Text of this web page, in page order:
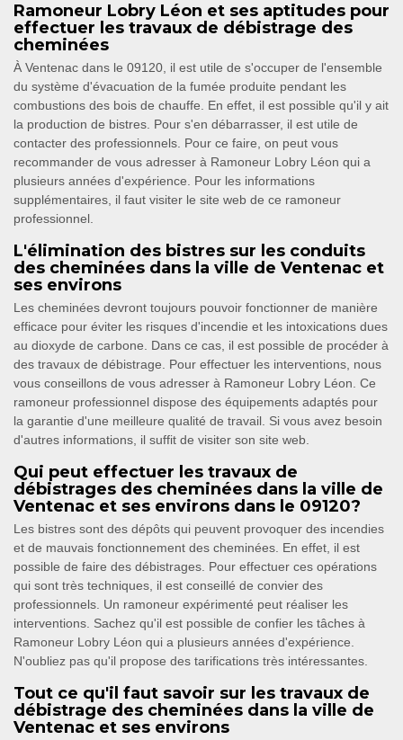
Ramoneur Lobry Léon et ses aptitudes pour
effectuer les travaux de débistrage des
cheminées
À Ventenac dans le 09120, il est utile de s'occuper de l'ensemble
du système d'évacuation de la fumée produite pendant les
combustions des bois de chauffe. En effet, il est possible qu'il y ait
la production de bistres. Pour s'en débarrasser, il est utile de
contacter des professionnels. Pour ce faire, on peut vous
recommander de vous adresser à Ramoneur Lobry Léon qui a
plusieurs années d'expérience. Pour les informations
supplémentaires, il faut visiter le site web de ce ramoneur
professionnel.
L'élimination des bistres sur les conduits
des cheminées dans la ville de Ventenac et
ses environs
Les cheminées devront toujours pouvoir fonctionner de manière
efficace pour éviter les risques d'incendie et les intoxications dues
au dioxyde de carbone. Dans ce cas, il est possible de procéder à
des travaux de débistrage. Pour effectuer les interventions, nous
vous conseillons de vous adresser à Ramoneur Lobry Léon. Ce
ramoneur professionnel dispose des équipements adaptés pour
la garantie d'une meilleure qualité de travail. Si vous avez besoin
d'autres informations, il suffit de visiter son site web.
Qui peut effectuer les travaux de
débistrages des cheminées dans la ville de
Ventenac et ses environs dans le 09120?
Les bistres sont des dépôts qui peuvent provoquer des incendies
et de mauvais fonctionnement des cheminées. En effet, il est
possible de faire des débistrages. Pour effectuer ces opérations
qui sont très techniques, il est conseillé de convier des
professionnels. Un ramoneur expérimenté peut réaliser les
interventions. Sachez qu'il est possible de confier les tâches à
Ramoneur Lobry Léon qui a plusieurs années d'expérience.
N'oubliez pas qu'il propose des tarifications très intéressantes.
Tout ce qu'il faut savoir sur les travaux de
débistrage des cheminées dans la ville de
Ventenac et ses environs